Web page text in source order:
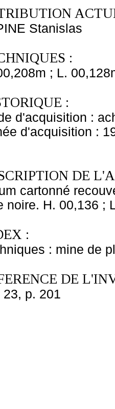
Stanislas
:
; L.
:
d'acquisition :
d'acquisition :
DE
cartonné
noire. H. 00,136 ;
:
: mine de
DE
23, p. 201